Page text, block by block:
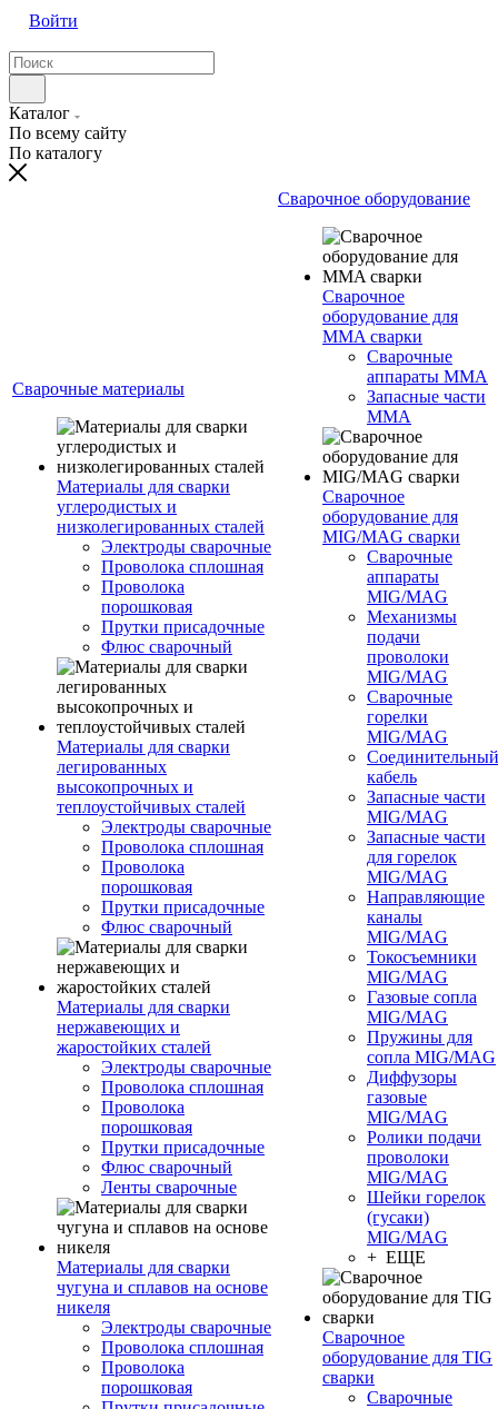
Войти
Каталог
По всему сайту
По каталогу
Сварочные материалы
Материалы для сварки
углеродистых и
низколегированных сталей
Электроды сварочные
Проволока сплошная
Проволока
порошковая
Прутки присадочные
Флюс сварочный
Материалы для сварки
легированных
высокопрочных и
теплоустойчивых сталей
Электроды сварочные
Проволока сплошная
Проволока
порошковая
Прутки присадочные
Флюс сварочный
Материалы для сварки
нержавеющих и
жаростойких сталей
Электроды сварочные
Проволока сплошная
Проволока
порошковая
Прутки присадочные
Флюс сварочный
Ленты сварочные
Материалы для сварки
чугуна и сплавов на основе
никеля
Электроды сварочные
Проволока сплошная
Проволока
порошковая
Сварочное оборудование
Сварочное
оборудование для
MMA сварки
Сварочные
аппараты MMA
Запасные части
MMA
Сварочное
оборудование для
MIG/MAG сварки
Сварочные
аппараты
MIG/MAG
Механизмы
подачи
проволоки
MIG/MAG
Сварочные
горелки
MIG/MAG
Соединительный
кабель
Запасные части
MIG/MAG
Запасные части
для горелок
MIG/MAG
Направляющие
каналы
MIG/MAG
Токосъемники
MIG/MAG
Газовые сопла
MIG/MAG
Пружины для
сопла MIG/MAG
Диффузоры
газовые
MIG/MAG
Ролики подачи
проволоки
MIG/MAG
Шейки горелок
(гусаки)
MIG/MAG
+ ЕЩЕ
Сварочное
оборудование для TIG
сварки
Сварочные